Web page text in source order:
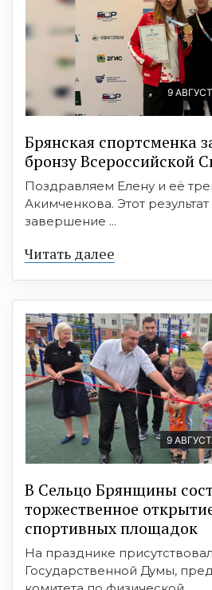
9
Брянская спортсменка
бронзу Всероссийской
Поздравляем Елену и её
Акимченкова. Этот
завершение ...
Читать далее
9
В Сельцо Брянщины
торжественное
спортивных площадок
На празднике
Государственной Думы,